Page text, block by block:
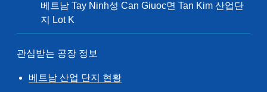
베트남 Tay Ninh성 Can Giuoc면 Tan Kim 산업단
지 Lot K
관심받는 공장 정보
베트남 산업 단지 현황